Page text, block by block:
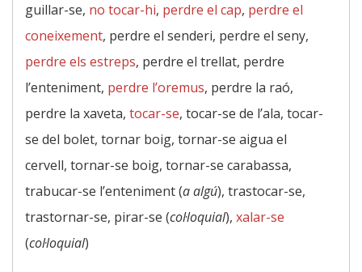
guillar-se, no tocar-hi, perdre el cap, perdre el
coneixement, perdre el senderi, perdre el seny,
perdre els estreps, perdre el trellat, perdre
l’enteniment, perdre l’oremus, perdre la raó,
perdre la xaveta, tocar-se, tocar-se de l’ala, tocar-
se del bolet, tornar boig, tornar-se aigua el
cervell, tornar-se boig, tornar-se carabassa,
trabucar-se l’enteniment (a algú), trastocar-se,
trastornar-se, pirar-se (col·loquial), xalar-se
(col·loquial)